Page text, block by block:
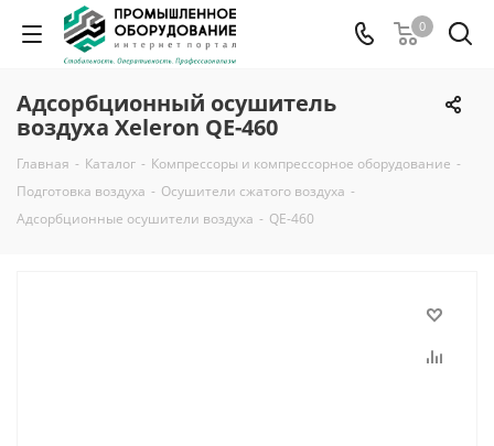
0
Адсорбционный осушитель
воздуха Xeleron QE-460
Главная - Каталог - Компрессоры и компрессорное оборудование -
Подготовка воздуха - Осушители сжатого воздуха -
Адсорбционные осушители воздуха - QE-460